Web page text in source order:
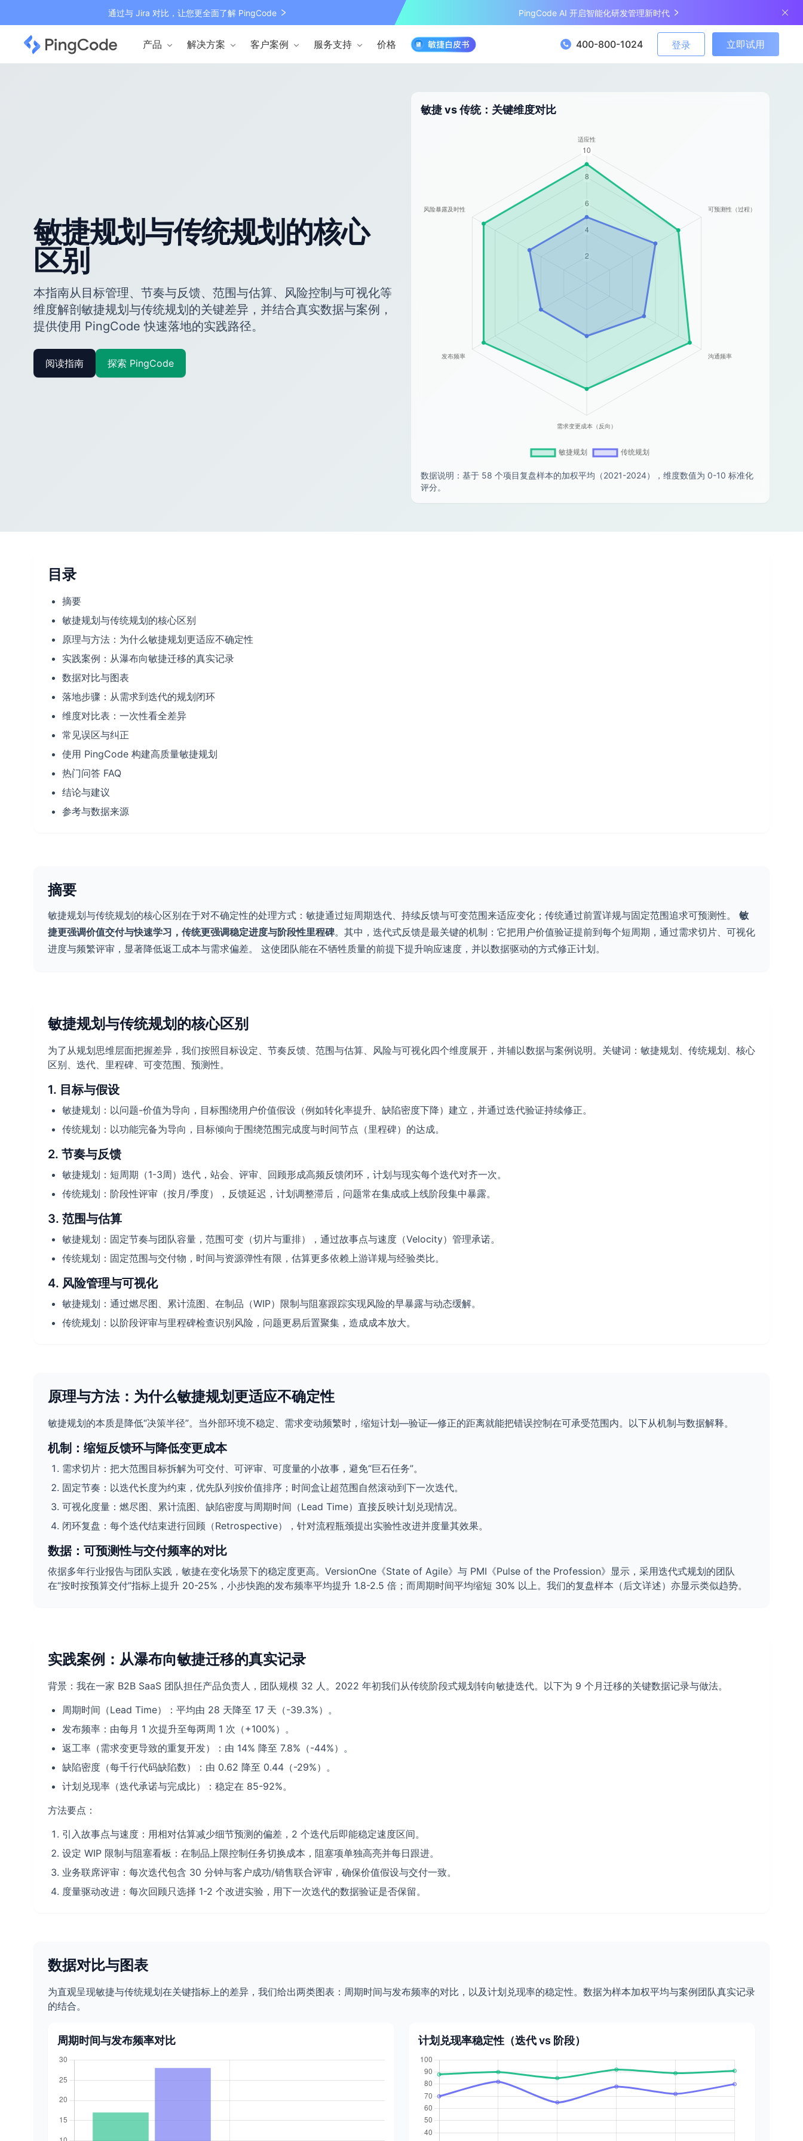
通过与 Jira 对比，让您更全面了解 PingCode PingCode AI 开启智能化研发管理新时代
产品 解决方案 客户案例 服务支持 价格 400-800-1024 登录 立即试用
敏捷规划与传统规划的核心
区别
本指南从目标管理、节奏与反馈、范围与估算、风险控制与可视化等
维度解剖敏捷规划与传统规划的关键差异，并结合真实数据与案例，
提供使用 PingCode 快速落地的实践路径。
阅读指南 探索 PingCode
敏捷 vs 传统：关键维度对比
数据说明：基于 58 个项目复盘样本的加权平均（2021-2024），维度数值为 0-10 标准化
评分。
目录
摘要
敏捷规划与传统规划的核心区别
原理与方法：为什么敏捷规划更适应不确定性
实践案例：从瀑布向敏捷迁移的真实记录
数据对比与图表
落地步骤：从需求到迭代的规划闭环
维度对比表：一次性看全差异
常见误区与纠正
使用 PingCode 构建高质量敏捷规划
热门问答 FAQ
结论与建议
参考与数据来源
摘要
敏捷规划与传统规划的核心区别在于对不确定性的处理方式：敏捷通过短周期迭代、持续反馈与可变范围来适应变化；传统通过前置详规与固定范围追求可预测性。 敏
捷更强调价值交付与快速学习，传统更强调稳定进度与阶段性里程碑。其中，迭代式反馈是最关键的机制：它把用户价值验证提前到每个短周期，通过需求切片、可视化
进度与频繁评审，显著降低返工成本与需求偏差。 这使团队能在不牺牲质量的前提下提升响应速度，并以数据驱动的方式修正计划。
敏捷规划与传统规划的核心区别
为了从规划思维层面把握差异，我们按照目标设定、节奏反馈、范围与估算、风险与可视化四个维度展开，并辅以数据与案例说明。关键词：敏捷规划、传统规划、核心
区别、迭代、里程碑、可变范围、预测性。
1. 目标与假设
敏捷规划：以问题-价值为导向，目标围绕用户价值假设（例如转化率提升、缺陷密度下降）建立，并通过迭代验证持续修正。
传统规划：以功能完备为导向，目标倾向于围绕范围完成度与时间节点（里程碑）的达成。
2. 节奏与反馈
敏捷规划：短周期（1-3周）迭代，站会、评审、回顾形成高频反馈闭环，计划与现实每个迭代对齐一次。
传统规划：阶段性评审（按月/季度），反馈延迟，计划调整滞后，问题常在集成或上线阶段集中暴露。
3. 范围与估算
敏捷规划：固定节奏与团队容量，范围可变（切片与重排），通过故事点与速度（Velocity）管理承诺。
传统规划：固定范围与交付物，时间与资源弹性有限，估算更多依赖上游详规与经验类比。
4. 风险管理与可视化
敏捷规划：通过燃尽图、累计流图、在制品（WIP）限制与阻塞跟踪实现风险的早暴露与动态缓解。
传统规划：以阶段评审与里程碑检查识别风险，问题更易后置聚集，造成成本放大。
原理与方法：为什么敏捷规划更适应不确定性
敏捷规划的本质是降低“决策半径”。当外部环境不稳定、需求变动频繁时，缩短计划—验证—修正的距离就能把错误控制在可承受范围内。以下从机制与数据解释。
机制：缩短反馈环与降低变更成本
需求切片：把大范围目标拆解为可交付、可评审、可度量的小故事，避免“巨石任务”。
固定节奏：以迭代长度为约束，优先队列按价值排序；时间盒让超范围自然滚动到下一次迭代。
可视化度量：燃尽图、累计流图、缺陷密度与周期时间（Lead Time）直接反映计划兑现情况。
闭环复盘：每个迭代结束进行回顾（Retrospective），针对流程瓶颈提出实验性改进并度量其效果。
数据：可预测性与交付频率的对比
依据多年行业报告与团队实践，敏捷在变化场景下的稳定度更高。VersionOne《State of Agile》与 PMI《Pulse of the Profession》显示，采用迭代式规划的团队
在“按时按预算交付”指标上提升 20-25%，小步快跑的发布频率平均提升 1.8-2.5 倍；而周期时间平均缩短 30% 以上。我们的复盘样本（后文详述）亦显示类似趋势。
实践案例：从瀑布向敏捷迁移的真实记录
背景：我在一家 B2B SaaS 团队担任产品负责人，团队规模 32 人。2022 年初我们从传统阶段式规划转向敏捷迭代。以下为 9 个月迁移的关键数据记录与做法。
周期时间（Lead Time）：平均由 28 天降至 17 天（-39.3%）。
发布频率：由每月 1 次提升至每两周 1 次（+100%）。
返工率（需求变更导致的重复开发）：由 14% 降至 7.8%（-44%）。
缺陷密度（每千行代码缺陷数）：由 0.62 降至 0.44（-29%）。
计划兑现率（迭代承诺与完成比）：稳定在 85-92%。
方法要点：
引入故事点与速度：用相对估算减少细节预测的偏差，2 个迭代后即能稳定速度区间。
设定 WIP 限制与阻塞看板：在制品上限控制任务切换成本，阻塞项单独高亮并每日跟进。
业务联席评审：每次迭代包含 30 分钟与客户成功/销售联合评审，确保价值假设与交付一致。
度量驱动改进：每次回顾只选择 1-2 个改进实验，用下一次迭代的数据验证是否保留。
数据对比与图表
为直观呈现敏捷与传统规划在关键指标上的差异，我们给出两类图表：周期时间与发布频率的对比，以及计划兑现率的稳定性。数据为样本加权平均与案例团队真实记录
的结合。
周期时间与发布频率对比 计划兑现率稳定性（迭代 vs 阶段）